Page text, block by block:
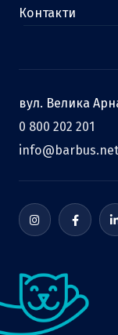
Контакти
вул. Велика
0 800 202 201
info@barbus.net